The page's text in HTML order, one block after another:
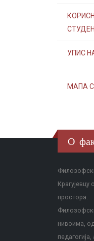
УПИС
МАПА
О
простора.
нивоима,